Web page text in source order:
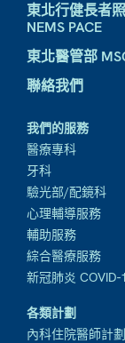
東北行健長者
NEMS PACE
東北醫管部
聯絡我們
我們的服務
醫療專科
牙科
驗光部/配鏡科
心理輔導服務
輔助服務
綜合醫療服務
新冠肺炎 COVID-
各類計劃
內科住院醫師計劃